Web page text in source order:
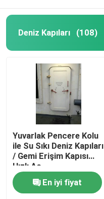
Deniz Kapıları (108)
Yuvarlak Pencere Kolu
ile Su Sıkı Deniz Kapıları
/ Gemi Erişim Kapısı
Hızlı Aç
En iyi fiyat